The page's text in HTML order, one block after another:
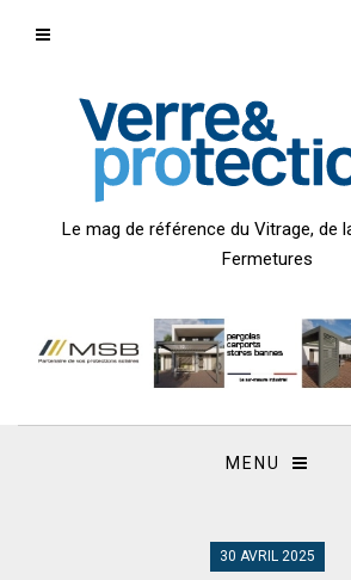
Le mag de référence du Vitrage, de
Fermetures
MENU
30 AVRIL 2025